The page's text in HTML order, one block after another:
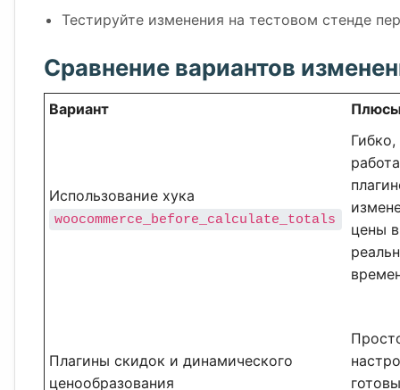
Тестируйте изменения на тестовом стенде
Сравнение вариантов
Вариант
Использование хука
woocommerce_before_calculate_totals
Гибко,
цены в
Плагины скидок и динамического
ценообразования